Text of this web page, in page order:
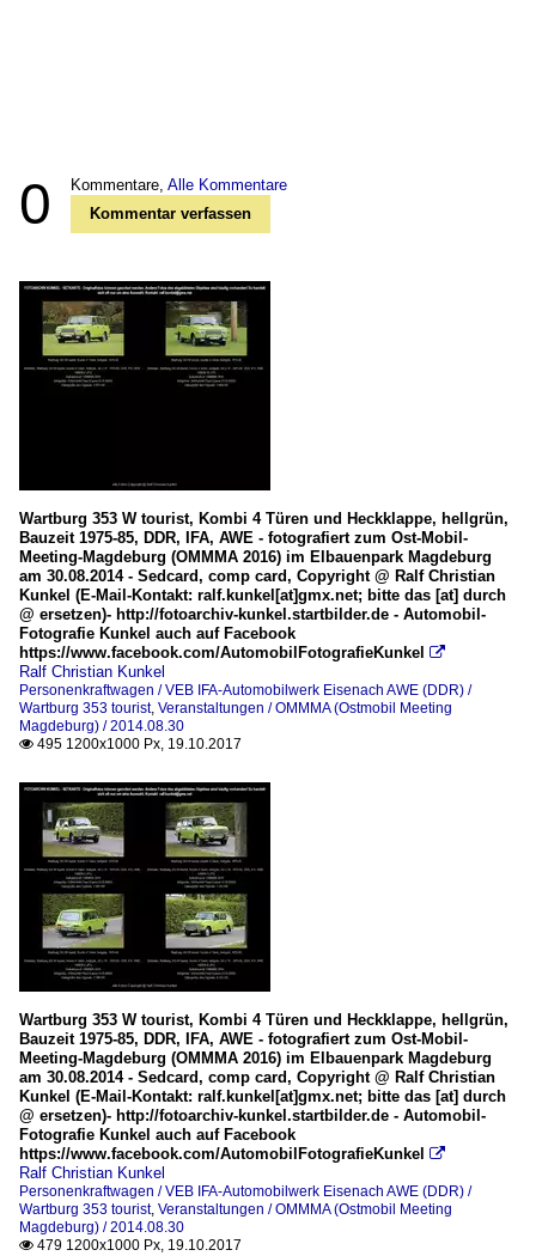
0 Kommentare, Alle Kommentare
Kommentar verfassen
Wartburg 353 W tourist, Kombi 4 Türen und Heckklappe, hellgrün,
Bauzeit 1975-85, DDR, IFA, AWE - fotografiert zum Ost-Mobil-
Meeting-Magdeburg (OMMMA 2016) im Elbauenpark Magdeburg
am 30.08.2014 - Sedcard, comp card, Copyright @ Ralf Christian
Kunkel (E-Mail-Kontakt: ralf.kunkel[at]gmx.net; bitte das [at] durch
@ ersetzen)- http://fotoarchiv-kunkel.startbilder.de - Automobil-
Fotografie Kunkel auch auf Facebook
https://www.facebook.com/AutomobilFotografieKunkel

Ralf Christian Kunkel
Personenkraftwagen / VEB IFA-Automobilwerk Eisenach AWE (DDR) /
Wartburg 353 tourist, Veranstaltungen / OMMMA (Ostmobil Meeting
Magdeburg) / 2014.08.30
 495 1200x1000 Px, 19.10.2017
Wartburg 353 W tourist, Kombi 4 Türen und Heckklappe, hellgrün,
Bauzeit 1975-85, DDR, IFA, AWE - fotografiert zum Ost-Mobil-
Meeting-Magdeburg (OMMMA 2016) im Elbauenpark Magdeburg
am 30.08.2014 - Sedcard, comp card, Copyright @ Ralf Christian
Kunkel (E-Mail-Kontakt: ralf.kunkel[at]gmx.net; bitte das [at] durch
@ ersetzen)- http://fotoarchiv-kunkel.startbilder.de - Automobil-
Fotografie Kunkel auch auf Facebook
https://www.facebook.com/AutomobilFotografieKunkel

Ralf Christian Kunkel
Personenkraftwagen / VEB IFA-Automobilwerk Eisenach AWE (DDR) /
Wartburg 353 tourist, Veranstaltungen / OMMMA (Ostmobil Meeting
Magdeburg) / 2014.08.30
 479 1200x1000 Px, 19.10.2017